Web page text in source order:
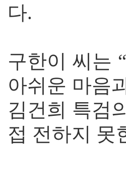
다.
구한이 씨는
아쉬운 마음
김건희 특검
접 전하지 못